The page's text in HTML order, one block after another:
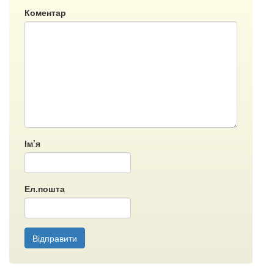
Коментар
Ім’я
Ел.пошта
Відправити